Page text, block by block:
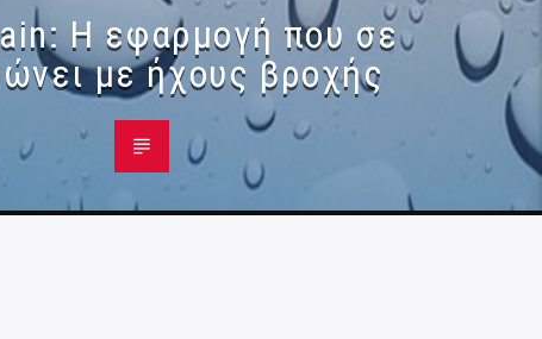
Η εφαρμογή που σε
με ήχους βροχής